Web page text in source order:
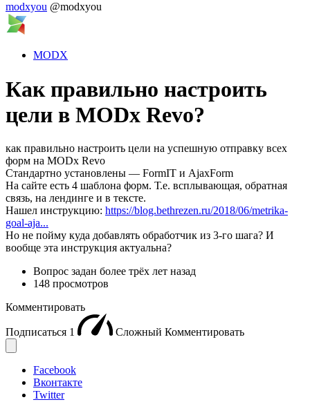
modxyou @modxyou
MODX
Как правильно настроить
цели в MODx Revo?
как правильно настроить цели на успешную отправку всех
форм на MODx Revo
Стандартно установлены — FormIT и AjaxForm
На сайте есть 4 шаблона форм. Т.е. всплывающая, обратная
связь, на лендинге и в тексте.
Нашел инструкцию: https://blog.bethrezen.ru/2018/06/metrika-
goal-aja...
Но не пойму куда добавлять обработчик из 3-го шага? И
вообще эта инструкция актуальна?
Вопрос задан более трёх лет назад
148 просмотров
Комментировать
Подписаться 1 Сложный Комментировать
Facebook
Вконтакте
Twitter